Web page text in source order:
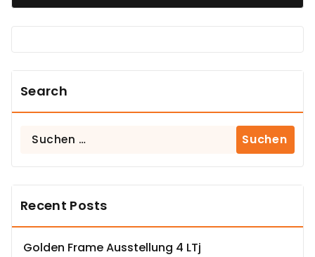
Search
Suchen
Recent Posts
Golden Frame Ausstellung 4 LTj